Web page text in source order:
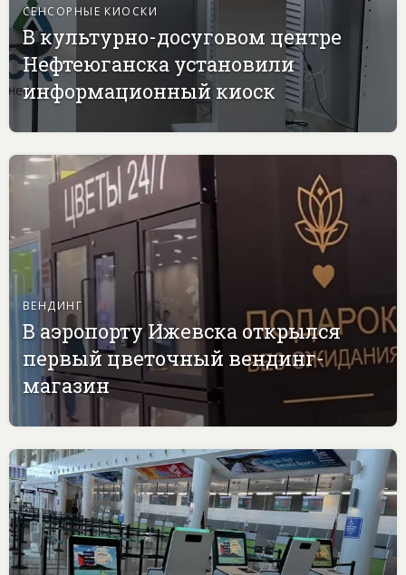
СЕНСОРНЫЕ КИОСКИ
В культурно-досуговом центре
Нефтеюганска установили
информационный киоск
ВЕНДИНГ
В аэропорту Ижевска открылся
первый цветочный вендинг-
магазин